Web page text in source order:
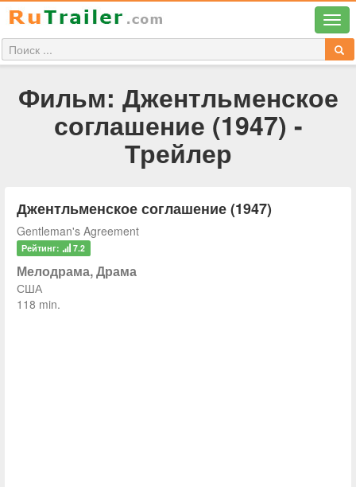
Фильм: Джентльменское
соглашение (1947) -
Трейлер
Джентльменское соглашение (1947)
Gentleman's Agreement
Рейтинг: 7.2
Мелодрама, Драма
США
118 min.